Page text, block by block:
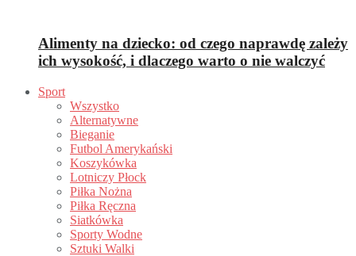
Alimenty na dziecko: od czego naprawdę zależy
ich wysokość, i dlaczego warto o nie walczyć
Sport
Wszystko
Alternatywne
Bieganie
Futbol Amerykański
Koszykówka
Lotniczy Płock
Piłka Nożna
Piłka Ręczna
Siatkówka
Sporty Wodne
Sztuki Walki